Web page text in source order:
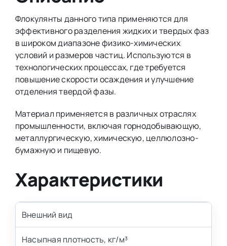
Флокулянты данного типа применяются для
эффективного разделения жидких и твердых фаз
в широком диапазоне физико-химических
условий и размеров частиц. Используются в
технологических процессах, где требуется
повышение скорости осаждения и улучшение
отделения твердой фазы.
Материал применяется в различных отраслях
промышленности, включая горнодобывающую,
металлургическую, химическую, целлюлозно-
бумажную и пищевую.
Характеристики
Внешний вид
Насыпная плотность, кг/м³